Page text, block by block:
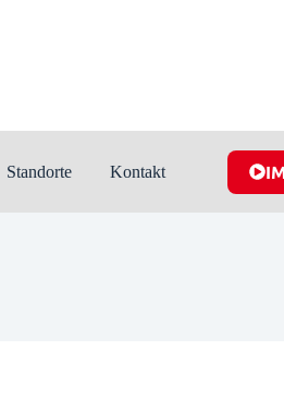
Standorte Kontakt